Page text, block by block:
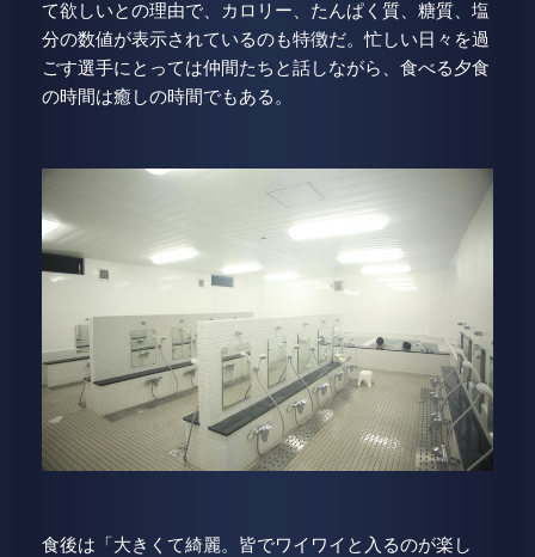
て欲しいとの理由で、カロリー、たんぱく質、糖質、塩
分の数値が表示されているのも特徴だ。忙しい日々を過
ごす選手にとっては仲間たちと話しながら、食べる夕食
の時間は癒しの時間でもある。
食後は「大きくて綺麗。皆でワイワイと入るのが楽し